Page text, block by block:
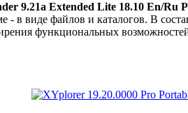
9.21a Extended Lite 18.10 En/Ru
- в виде файлов и каталогов. В
функциональных